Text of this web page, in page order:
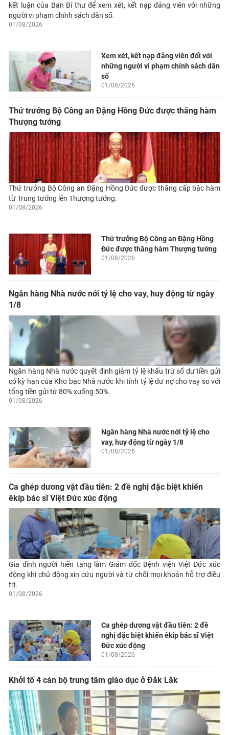
kết luận của Ban Bí thư để xem xét, kết nạp đảng viên với những
người vi phạm chính sách dân số.
01/08/2026
Xem xét, kết nạp đảng viên đối với
những người vi phạm chính sách dân
số
01/08/2026
Thứ trưởng Bộ Công an Đặng Hồng Đức được thăng hàm
Thượng tướng
Thứ trưởng Bộ Công an Đặng Hồng Đức được thăng cấp bậc hàm
từ Trung tướng lên Thượng tướng.
01/08/2026
Thứ trưởng Bộ Công an Đặng Hồng
Đức được thăng hàm Thượng tướng
01/08/2026
Ngân hàng Nhà nước nới tỷ lệ cho vay, huy động từ ngày
1/8
Ngân hàng Nhà nước quyết định giảm tỷ lệ khấu trừ số dư tiền gửi
có kỳ hạn của Kho bạc Nhà nước khi tính tỷ lệ dư nợ cho vay so với
tổng tiền gửi từ 80% xuống 50%.
01/08/2026
Ngân hàng Nhà nước nới tỷ lệ cho
vay, huy động từ ngày 1/8
01/08/2026
Ca ghép dương vật đầu tiên: 2 đề nghị đặc biệt khiến
êkíp bác sĩ Việt Đức xúc động
Gia đình người hiến tạng làm Giám đốc Bệnh viện Việt Đức xúc
động khi chủ động xin cứu người và từ chối mọi khoản hỗ trợ điều
trị.
01/08/2026
Ca ghép dương vật đầu tiên: 2 đề
nghị đặc biệt khiến êkíp bác sĩ Việt
Đức xúc động
01/08/2026
Khởi tố 4 cán bộ trung tâm giáo dục ở Đắk Lắk